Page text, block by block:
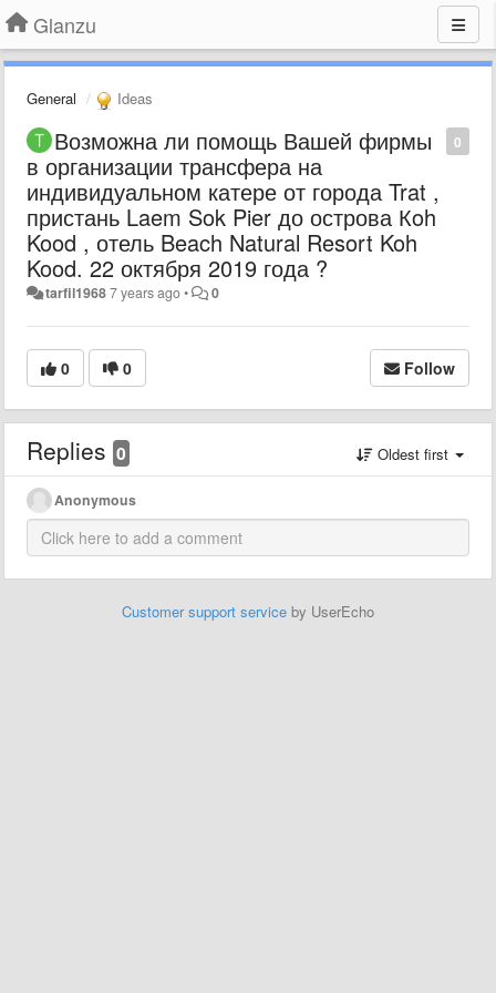
Glanzu
General Ideas
0
Возможна ли помощь Вашей фирмы
в организации трансфера на
индивидуальном катере от города Trat ,
пристань Laem Sok Pier до острова Кoh
Kood , отель Beach Natural Resort Koh
Kood. 22 октября 2019 года ?
tarfil19687 years ago• 0
0 0 Follow
Replies 0 Oldest first
Anonymous
Customer support service by UserEcho